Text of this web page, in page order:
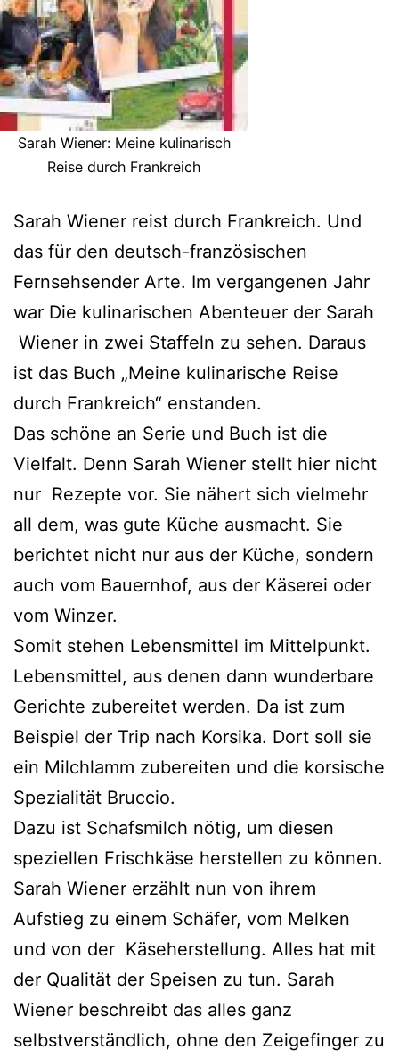
Sarah Wiener: Meine kulinarisch
Reise durch Frankreich
Sarah Wiener reist durch Frankreich. Und
das für den deutsch-französischen
Fernsehsender Arte. Im vergangenen Jahr
war Die kulinarischen Abenteuer der Sarah
Wiener in zwei Staffeln zu sehen. Daraus
ist das Buch „Meine kulinarische Reise
durch Frankreich“ enstanden.
Das schöne an Serie und Buch ist die
Vielfalt. Denn Sarah Wiener stellt hier nicht
nur Rezepte vor. Sie nähert sich vielmehr
all dem, was gute Küche ausmacht. Sie
berichtet nicht nur aus der Küche, sondern
auch vom Bauernhof, aus der Käserei oder
vom Winzer.
Somit stehen Lebensmittel im Mittelpunkt.
Lebensmittel, aus denen dann wunderbare
Gerichte zubereitet werden. Da ist zum
Beispiel der Trip nach Korsika. Dort soll sie
ein Milchlamm zubereiten und die korsische
Spezialität Bruccio.
Dazu ist Schafsmilch nötig, um diesen
speziellen Frischkäse herstellen zu können.
Sarah Wiener erzählt nun von ihrem
Aufstieg zu einem Schäfer, vom Melken
und von der Käseherstellung. Alles hat mit
der Qualität der Speisen zu tun. Sarah
Wiener beschreibt das alles ganz
selbstverständlich, ohne den Zeigefinger zu